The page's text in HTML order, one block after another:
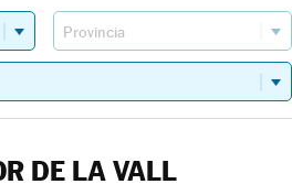
DE LA VALL